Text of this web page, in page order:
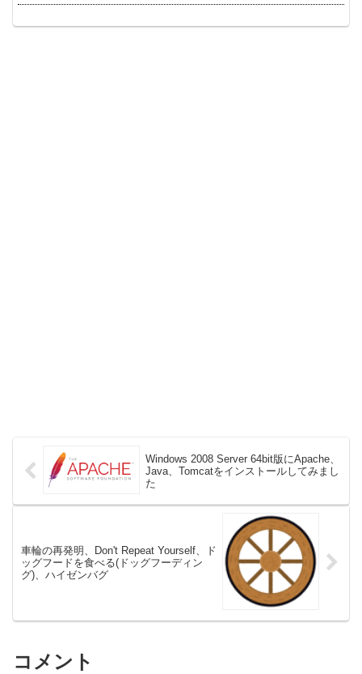
Windows 2008 Server 64bit版にApache、
Java、Tomcatをインストールしてみまし
た
車輪の再発明、Don't Repeat Yourself、ド
ッグフードを食べる(ドッグフーディン
グ)、ハイゼンバグ
コメント